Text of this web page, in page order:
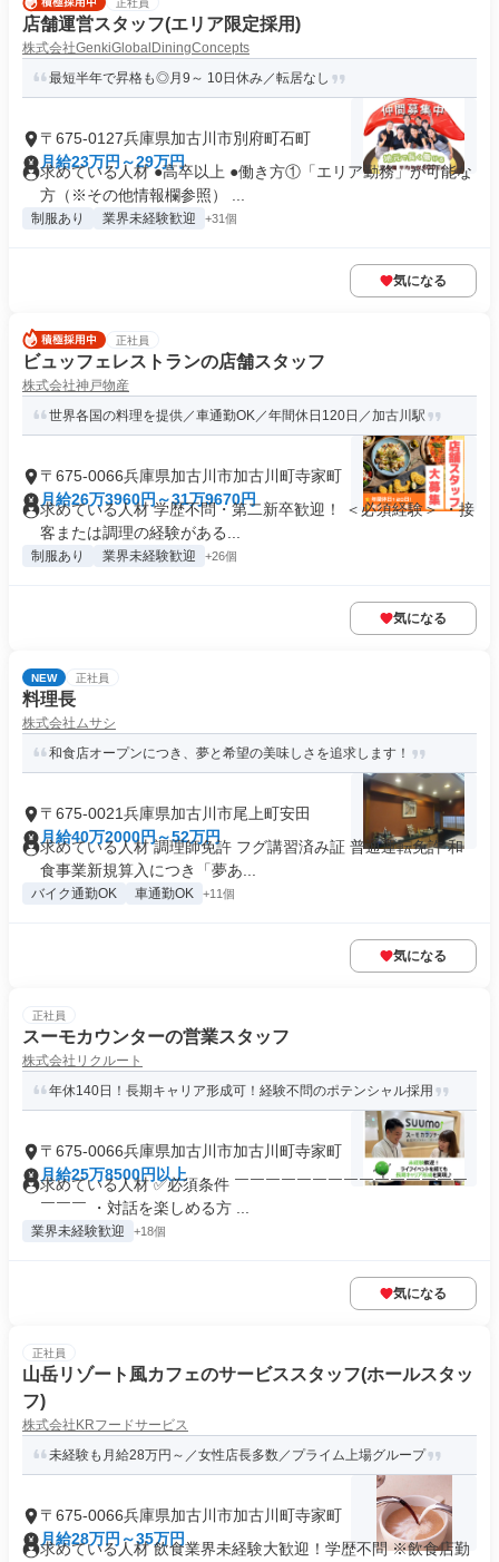
正社員
店舗運営スタッフ(エリア限定採用)
株式会社GenkiGlobalDiningConcepts
最短半年で昇格も◎月9～ 10日休み／転居なし
〒675-0127兵庫県加古川市別府町石町
月給23万円～29万円
求めている人材 ●高卒以上 ●働き方①「エリア勤務」が可能な
方（※その他情報欄参照） ...
制服あり 業界未経験歓迎 +31個
気になる
正社員
ビュッフェレストランの店舗スタッフ
株式会社神戸物産
世界各国の料理を提供／車通勤OK／年間休日120日／加古川駅
〒675-0066兵庫県加古川市加古川町寺家町
月給26万3960円～31万9670円
求めている人材 学歴不問・第二新卒歓迎！ ＜必須経験＞ ・接
客または調理の経験がある...
制服あり 業界未経験歓迎 +26個
気になる
NEW 正社員
料理長
株式会社ムサシ
和食店オープンにつき、夢と希望の美味しさを追求します！
〒675-0021兵庫県加古川市尾上町安田
月給40万2000円～52万円
求めている人材 調理師免許 フグ講習済み証 普通運転免許 和
食事業新規算入につき「夢あ...
バイク通勤OK 車通勤OK +11個
気になる
正社員
スーモカウンターの営業スタッフ
株式会社リクルート
年休140日！長期キャリア形成可！経験不問のポテンシャル採用
〒675-0066兵庫県加古川市加古川町寺家町
月給25万8500円以上
求めている人材 ✅必須条件 ￣￣￣￣￣￣￣￣￣￣￣￣￣￣￣
￣￣￣ ・対話を楽しめる方 ...
業界未経験歓迎 +18個
気になる
正社員
山岳リゾート風カフェのサービススタッフ(ホールスタッ
フ)
株式会社KRフードサービス
未経験も月給28万円～／女性店長多数／プライム上場グループ
〒675-0066兵庫県加古川市加古川町寺家町
月給28万円～35万円
求めている人材 飲食業界未経験大歓迎！学歴不問 ※飲食店勤